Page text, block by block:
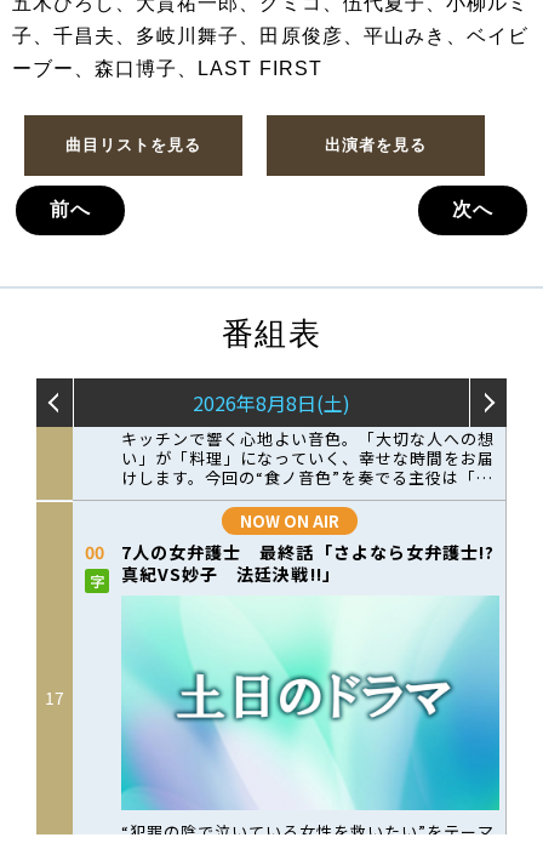
子、千昌夫、多岐川舞子、田原俊彦、平山みき、ベイビ
ーブー、森口博子、LAST FIRST
曲目リストを見る 出演者を見る
前へ 次へ
番組表